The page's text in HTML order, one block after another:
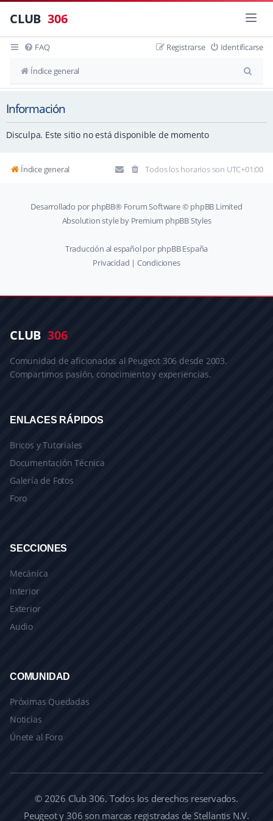
CLUB 306
FAQ Identificarse
Registrarse
Índice general
u
c
Información
Disculpa. Este sitio no está disponible de momento
Índice general Todos los horarios son UTC+01:00
Desarrollado por phpBB® Forum Software © phpBB Limited
Absolution style by Premium phpBB Styles
Traducción al español por phpBB España
Privacidad | Condiciones
CLUB 306
Comunidad de aficionados al Peugeot 306 desde 2003.
Compartimos pasión, conocimiento y experiencias.
ENLACES RÁPIDOS
Bricos y Tutoriales
Documentación Técnica
Galería de Fotos
Foro
SECCIONES
Mecánica
Interior
Exterior
Audio
COMUNIDAD
Próximas Quedadas
Noticias
Únete al Foro
© 2026 Club 306. Todos los derechos reservados.
Peugeot y 306 son marcas registradas de Stellantis N.V.